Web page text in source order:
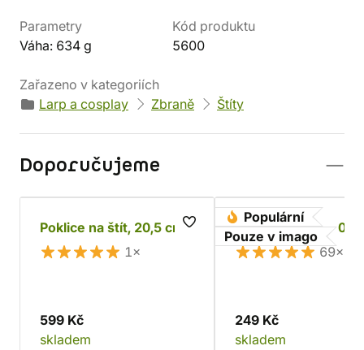
Parametry
Váha: 634 g
Kód produktu
5600
Zařazeno v kategoriích
Larp a cosplay
Zbraně Štíty
Doporučujeme
Poklice na štít, 20,5 cm
1×
599 Kč
skladem
Populární
Pouze v imago
Odřezky kůže - 0,5
69×
249 Kč
skladem